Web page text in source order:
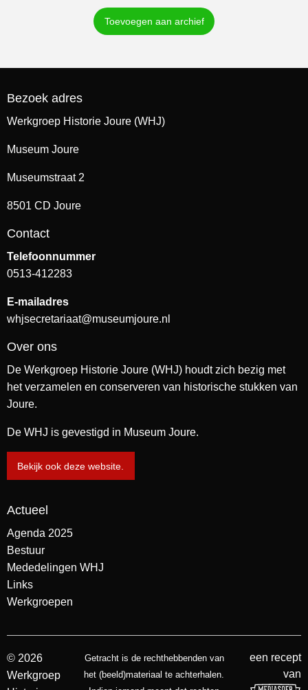
Toevoegen aan archief
Bezoek adres
Werkgroep Historie Joure (WHJ)
Museum Joure
Museumstraat 2
8501 CD Joure
Contact
Telefoonnummer
0513-412283
E-mailadres
whjsecretariaat@museumjoure.nl
Over ons
De Werkgroep Historie Joure (WHJ) houdt zich bezig met
het verzamelen en conserveren van historische stukken van
Joure.
De WHJ is gevestigd in Museum Joure.
Bekijk ook deze website.
Actueel
Agenda 2025
Bestuur
Mededelingen WHJ
Links
Werkgroepen
© 2026
Werkgroep
Getracht is de rechthebbenden van
het (beeld)materiaal te achterhalen.
een recept
van